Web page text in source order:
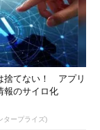
捨てない！ アプリ
報のサイロ化
タープライズ)